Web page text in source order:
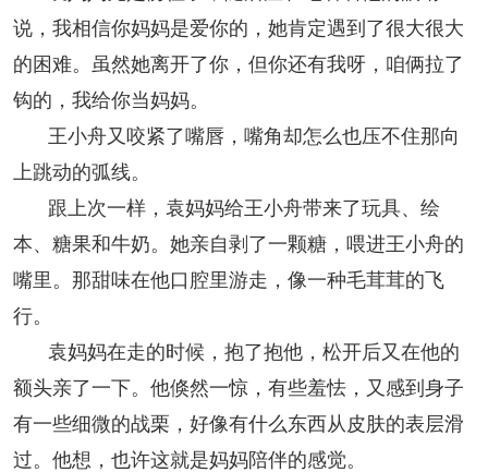
说，我相信你妈妈是爱你的，她肯定遇到了很大很大
的困难。虽然她离开了你，但你还有我呀，咱俩拉了
钩的，我给你当妈妈。
王小舟又咬紧了嘴唇，嘴角却怎么也压不住那向
上跳动的弧线。
跟上次一样，袁妈妈给王小舟带来了玩具、绘
本、糖果和牛奶。她亲自剥了一颗糖，喂进王小舟的
嘴里。那甜味在他口腔里游走，像一种毛茸茸的飞
行。
袁妈妈在走的时候，抱了抱他，松开后又在他的
额头亲了一下。他倏然一惊，有些羞怯，又感到身子
有一些细微的战栗，好像有什么东西从皮肤的表层滑
过。他想，也许这就是妈妈陪伴的感觉。